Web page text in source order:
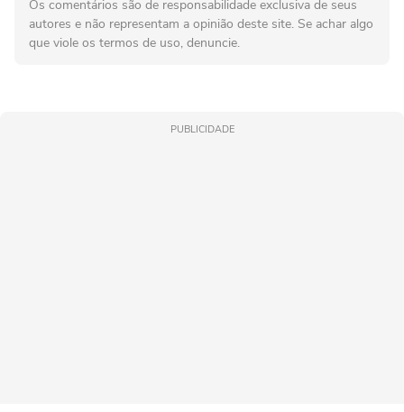
Os comentários são de responsabilidade exclusiva de seus
autores e não representam a opinião deste site. Se achar algo
que viole os termos de uso, denuncie.
PUBLICIDADE